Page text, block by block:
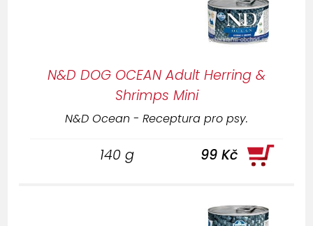
N&D DOG OCEAN Adult Herring &
Shrimps Mini
N&D Ocean - Receptura pro psy.
140 g 99 Kč